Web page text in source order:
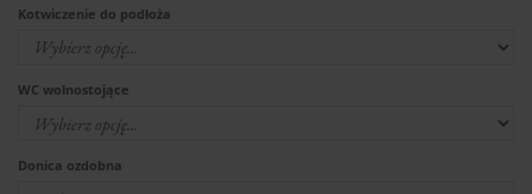
Kotwiczenie do podłoża
WC wolnostojące
Donica ozdobna